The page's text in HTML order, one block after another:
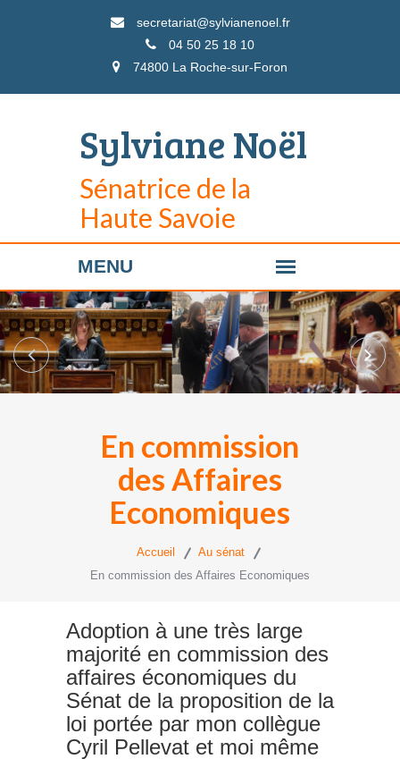
secretariat@sylvianenoel.fr
04 50 25 18 10
74800 La Roche-sur-Foron
Sylviane Noël
Sénatrice de la
Haute Savoie
En commission
des Affaires
Economiques
Accueil
Au sénat
En commission des Affaires Economiques
Adoption à une très large
majorité en commission des
affaires économiques du
Sénat de la proposition de la
loi portée par mon collègue
Cyril Pellevat et moi même